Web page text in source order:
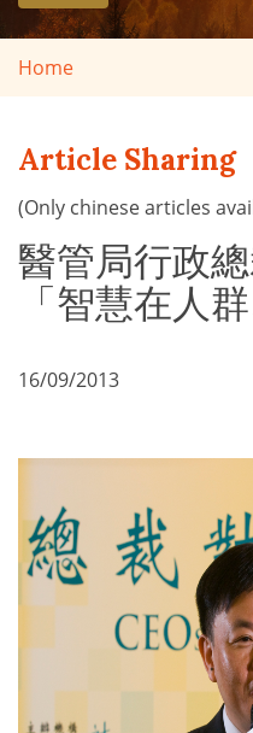
Home
Article Sharing
(Only chinese articles
醫管局行政
「智慧在人
16/09/2013